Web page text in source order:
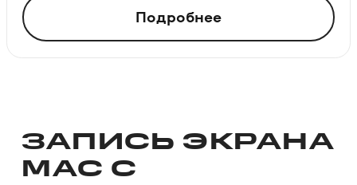
Подробнее
ЗАПИСЬ ЭКРАНА
MAC С